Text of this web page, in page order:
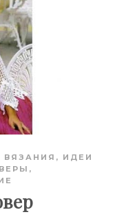
ВЯЗАНИЯ , ИДЕИ